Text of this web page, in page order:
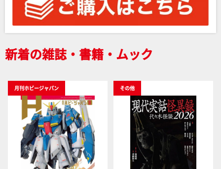
新着の雑誌・書籍・ムック
月刊ホビージャパン その他